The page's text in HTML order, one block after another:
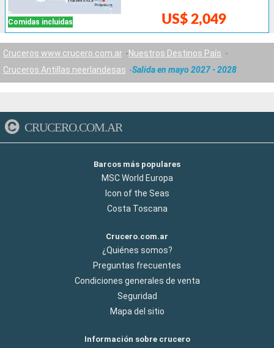
Comidas incluidas US$ 2,049
Cruceros www.crucero.com.ar
Nuestros Destinos País
Cruceros Antillas neerlandesas
Salida en mayo 2027 - 2028
CRUCERO.COM.AR
Barcos más populares
MSC World Europa
Icon of the Seas
Costa Toscana
Crucero.com.ar
¿Quiénes somos?
Preguntas frecuentes
Condiciones generales de venta
Seguridad
Mapa del sitio
Información sobre crucero